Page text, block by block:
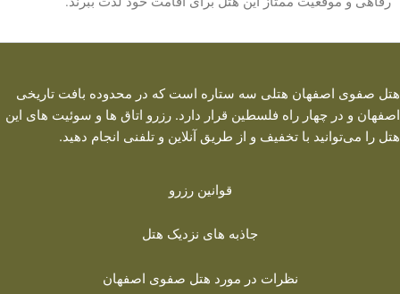
هتل صفوی اصفهان هتلی سه ستاره است که در محدوده بافت تاریخی
اصفهان و در چهار راه فلسطین قرار دارد. رزرو اتاق ها و سوئیت های این
هتل را می‌توانید با تخفیف و از طریق آنلاین و تلفنی انجام دهید.
قوانین رزرو
جاذبه های نزدیک هتل
نظرات در مورد هتل صفوی اصفهان